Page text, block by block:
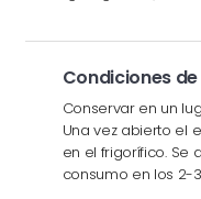
Condiciones
Conservar en un
Una vez abierto el
en el frigorífico. Se
consumo en los 2-